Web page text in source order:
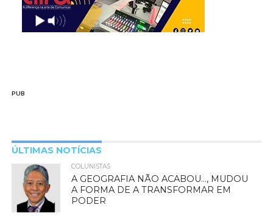
PUB
ÚLTIMAS NOTÍCIAS
COLUNISTAS
A GEOGRAFIA NÃO ACABOU…, MUDOU
A FORMA DE A TRANSFORMAR EM
PODER